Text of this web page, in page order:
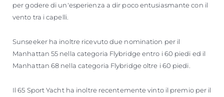
per godere di un'esperienza a dir poco entusiasmante con il
vento tra i capelli.
Sunseeker ha inoltre ricevuto due nomination per il
Manhattan 55 nella categoria Flybridge entro i 60 piedi ed il
Manhattan 68 nella categoria Flybridge oltre i 60 piedi.
Il 65 Sport Yacht ha inoltre recentemente vinto il premio per il